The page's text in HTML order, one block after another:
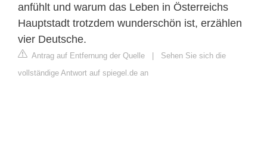
anfühlt und warum das Leben in Österreichs
Hauptstadt trotzdem wunderschön ist, erzählen
vier Deutsche.
Antrag auf Entfernung der Quelle | Sehen Sie sich die
vollständige Antwort auf spiegel.de an